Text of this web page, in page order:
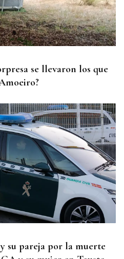
se llevaron los que
su pareja por la muerte